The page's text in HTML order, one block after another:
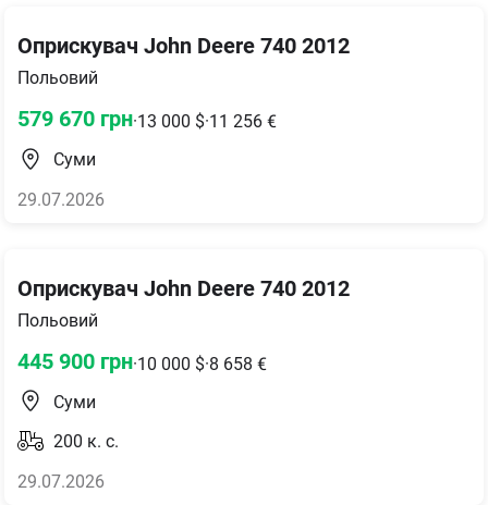
Оприскувач John Deere 740 2012
Польовий
579 670 грн·13 000 $·11 256 €
Суми
29.07.2026
Оприскувач John Deere 740 2012
Польовий
445 900 грн·10 000 $·8 658 €
Суми
200 к. с.
29.07.2026